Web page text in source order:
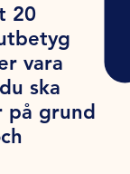
20
vara
ska
på grund